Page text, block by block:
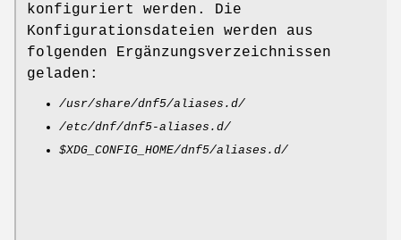
konfiguriert werden. Die
Konfigurationsdateien werden aus
folgenden Ergänzungsverzeichnissen
geladen:
/usr/share/dnf5/aliases.d/
/etc/dnf/dnf5-aliases.d/
$XDG_CONFIG_HOME/dnf5/aliases.d/